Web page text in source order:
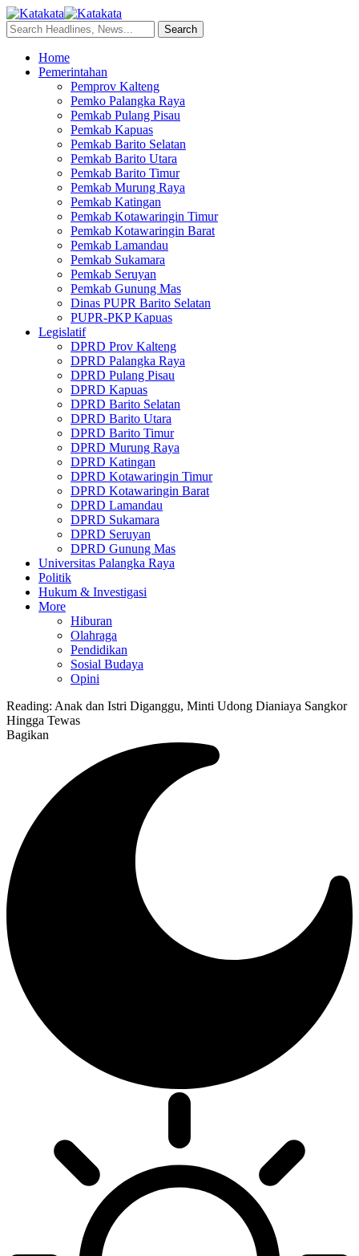
Home
Pemerintahan
Pemprov Kalteng
Pemko Palangka Raya
Pemkab Pulang Pisau
Pemkab Kapuas
Pemkab Barito Selatan
Pemkab Barito Utara
Pemkab Barito Timur
Pemkab Murung Raya
Pemkab Katingan
Pemkab Kotawaringin Timur
Pemkab Kotawaringin Barat
Pemkab Lamandau
Pemkab Sukamara
Pemkab Seruyan
Pemkab Gunung Mas
Dinas PUPR Barito Selatan
PUPR-PKP Kapuas
Legislatif
DPRD Prov Kalteng
DPRD Palangka Raya
DPRD Pulang Pisau
DPRD Kapuas
DPRD Barito Selatan
DPRD Barito Utara
DPRD Barito Timur
DPRD Murung Raya
DPRD Katingan
DPRD Kotawaringin Timur
DPRD Kotawaringin Barat
DPRD Lamandau
DPRD Sukamara
DPRD Seruyan
DPRD Gunung Mas
Universitas Palangka Raya
Politik
Hukum & Investigasi
More
Hiburan
Olahraga
Pendidikan
Sosial Budaya
Opini
Reading: Anak dan Istri Diganggu, Minti Udong Dianiaya Sangkor
Hingga Tewas
Bagikan